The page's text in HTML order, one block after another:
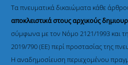
Τα πνευματικά δικαιώματα κάθε
αποκλειστικά στους αρχικούς
σύμφωνα με τον Νόμο 2121/1993 και
2019/790 (ΕΕ) περί προστασίας της
Η αναδημοσίευση περιεχομένου